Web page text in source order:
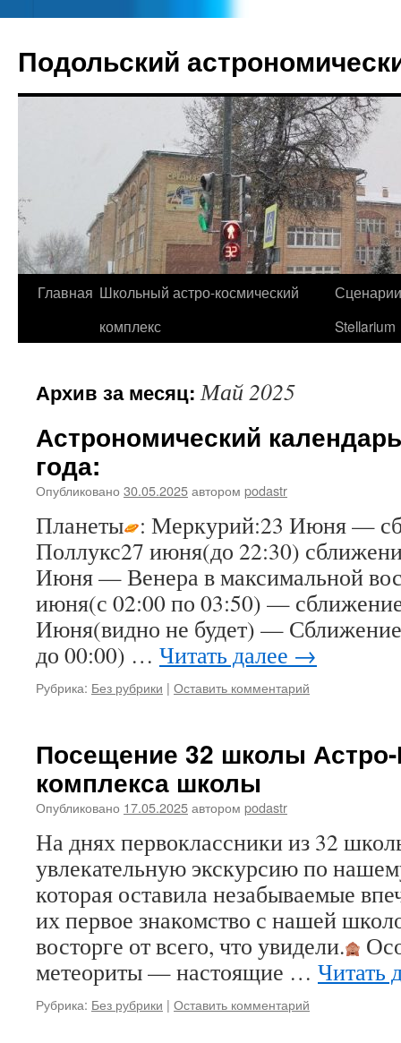
Подольский
Перейти
Главная Школьный астро-космический
комплекс
Сценарии
Stellarium
Архив за месяц:Май 2025
Астрономический
года:
Опубликовано 30.05.2025автором podastr
Планеты : Меркурий:23 Июня —
Поллукс27 июня(до 22:30)
Июня — Венера в максимальной
июня(с 02:00 по 03:50) —
Июня(видно не будет) —
до 00:00) … Читать далее →
Рубрика: Без рубрики | Оставить комментарий
Посещение 32 школы Астро-
комплекса школы
Опубликовано 17.05.2025автором podastr
На днях первоклассники из 32
увлекательную экскурсию по
которая оставила незабываемые
их первое знакомство с нашей
восторге от всего, что увидели.
метеориты — настоящие … Читать
Рубрика: Без рубрики | Оставить комментарий